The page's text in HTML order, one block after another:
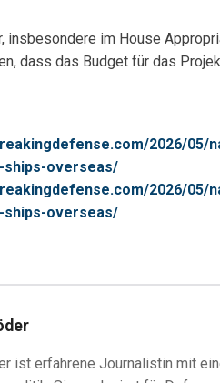
insbesondere im House
dass das Budget für das
2026/05/
ships-overseas/
2026/05/
ships-overseas/
ist erfahrene Journalistin mit